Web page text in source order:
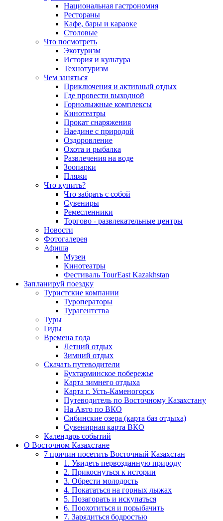
Национальная гастрономия
Рестораны
Кафе, бары и караоке
Столовые
Что посмотреть
Экотуризм
История и культура
Технотуризм
Чем заняться
Приключения и активный отдых
Где провести выходной
Горнолыжные комплексы
Кинотеатры
Прокат снаряжения
Наедине с природой
Оздоровление
Охота и рыбалка
Развлечения на воде
Зоопарки
Пляжи
Что купить?
Что забрать с собой
Сувениры
Ремесленники
Торгово - развлекательные центры
Новости
Фотогалерея
Афиша
Музеи
Кинотеатры
Фестиваль TourEast Kazakhstan
Запланируй поездку
Туристские компании
Туроператоры
Турагентства
Туры
Гиды
Времена года
Летний отдых
Зимний отдых
Скачать путеводители
Бухтарминское побережье
Карта зимнего отдыха
Карта г. Усть-Каменогорск
Путеводитель по Восточному Казахстану
На Авто по ВКО
Сибинские озера (карта баз отдыха)
Сувенирная карта ВКО
Календарь событий
О Восточном Казахстане
7 причин посетить Восточный Казахстан
1. Увидеть первозданную природу
2. Прикоснуться к истории
3. Обрести молодость
4. Покататься на горных лыжах
5. Позагорать и искупаться
6. Поохотиться и порыбачить
7. Зарядиться бодростью